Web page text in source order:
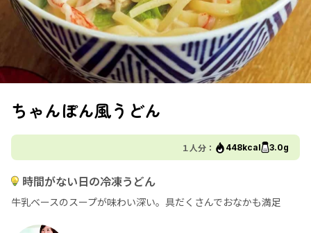
ちゃんぽん風うどん
１人分： 448kcal 3.0g
時間がない日の冷凍うどん
牛乳ベースのスープが味わい深い。具だくさんでおなかも満足